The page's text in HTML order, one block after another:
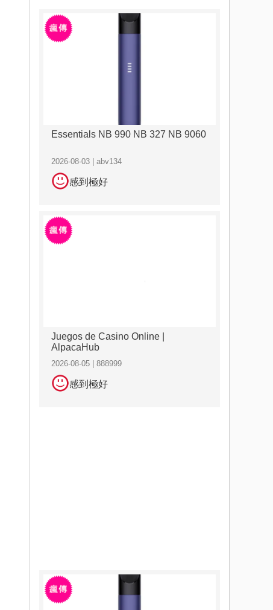
Essentials NB 990 NB 327 NB 9060
2026-08-03 | abv134
感到極好
Juegos de Casino Online |
AlpacaHub
2026-08-05 | 888999
感到極好